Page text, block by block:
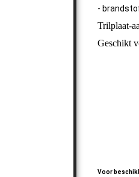
-
Trilplaat-
Geschikt
Voor